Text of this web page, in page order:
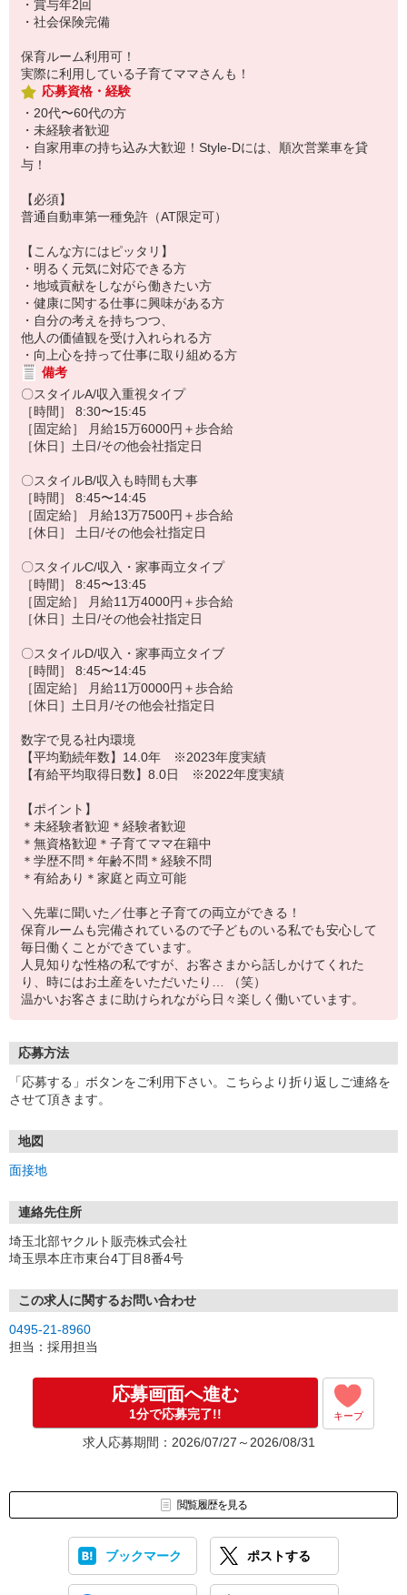
・賞与年2回
・社会保険完備
保育ルーム利用可！
実際に利用している子育てママさんも！
応募資格・経験
・20代〜60代の方
・未経験者歓迎
・自家用車の持ち込み大歓迎！Style-Dには、順次営業車を貸
与！
【必須】
普通自動車第一種免許（AT限定可）
【こんな方にはピッタリ】
・明るく元気に対応できる方
・地域貢献をしながら働きたい方
・健康に関する仕事に興味がある方
・自分の考えを持ちつつ、
他人の価値観を受け入れられる方
・向上心を持って仕事に取り組める方
備考
〇スタイルA/収入重視タイプ
［時間］ 8:30〜15:45
［固定給］ 月給15万6000円＋歩合給
［休日］土日/その他会社指定日
〇スタイルB/収入も時間も大事
［時間］ 8:45〜14:45
［固定給］ 月給13万7500円＋歩合給
［休日］ 土日/その他会社指定日
〇スタイルC/収入・家事両立タイプ
［時間］ 8:45〜13:45
［固定給］ 月給11万4000円＋歩合給
［休日］土日/その他会社指定日
〇スタイルD/収入・家事両立タイブ
［時間］ 8:45〜14:45
［固定給］ 月給11万0000円＋歩合給
［休日］土日月/その他会社指定日
数字で見る社内環境
【平均勤続年数】14.0年 ※2023年度実績
【有給平均取得日数】8.0日 ※2022年度実績
【ポイント】
＊未経験者歓迎＊経験者歓迎
＊無資格歓迎＊子育てママ在籍中
＊学歴不問＊年齢不問＊経験不問
＊有給あり＊家庭と両立可能
＼先輩に聞いた／仕事と子育ての両立ができる！
保育ルームも完備されているので子どものいる私でも安心して
毎日働くことができています。
人見知りな性格の私ですが、お客さまから話しかけてくれた
り、時にはお土産をいただいたり… （笑）
温かいお客さまに助けられながら日々楽しく働いています。
応募方法
「応募する」ボタンをご利用下さい。こちらより折り返しご連絡を
させて頂きます。
地図
面接地
連絡先住所
埼玉北部ヤクルト販売株式会社
埼玉県本庄市東台4丁目8番4号
この求人に関するお問い合わせ
0495-21-8960
担当：採用担当
応募画面へ進む
1分で応募完了!! キープ
求人応募期間：2026/07/27～2026/08/31
閲覧履歴を見る
ブックマーク ポストする